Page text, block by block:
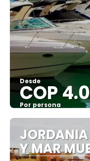
Desde
COP
Por persona
Y MAR